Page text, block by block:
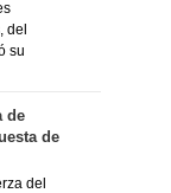
del
su
de
de
del